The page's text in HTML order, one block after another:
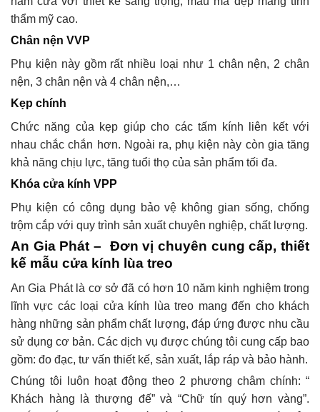
thẩm mỹ cao.
Chân nện VVP
Phụ kiện này gồm rất nhiều loại như 1 chân nện, 2 chân
nện, 3 chân nện và 4 chân nện,…
Kẹp chính
Chức năng của kẹp giúp cho các tấm kính liên kết với
nhau chắc chắn hơn. Ngoài ra, phụ kiện này còn gia tăng
khả năng chịu lực, tăng tuổi thọ của sản phẩm tối đa.
Khóa cửa kính VPP
Phụ kiện có công dụng bảo vệ không gian sống, chống
trộm cắp với quy trình sản xuất chuyên nghiệp, chất lượng.
An Gia Phát – Đơn vị chuyên cung cấp, thiết
kế mẫu cửa kính lùa treo
An Gia Phát là cơ sở đã có hơn 10 năm kinh nghiệm trong
lĩnh vực các loại cửa kính lùa treo mang đến cho khách
hàng những sản phẩm chất lượng, đáp ứng được nhu cầu
sử dụng cơ bản. Các dịch vụ được chúng tôi cung cấp bao
gồm: đo đạc, tư vấn thiết kế, sản xuất, lắp ráp và bảo hành.
Chúng tôi luôn hoạt động theo 2 phương châm chính: “
Khách hàng là thượng đế” và “Chữ tín quý hơn vàng”.